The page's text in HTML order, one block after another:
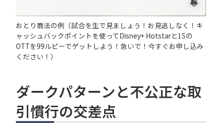
おとり商法の例（試合を生で見ましょう！お見逃しなく！キ
ャッシュバックポイントを使ってDisney+ Hotstarと15の
OTTを99ルピーでゲットしよう！急いで！今すぐお申し込み
ください！）
ダークパターンと不公正な取
引慣行の交差点